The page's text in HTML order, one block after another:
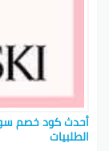
الطلبيات